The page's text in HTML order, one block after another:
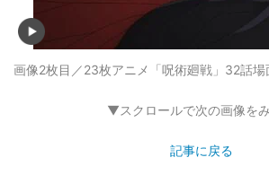
画像2枚目／23枚アニメ「呪術廻戦」32話
▼スクロールで次の画像を
記事に戻る